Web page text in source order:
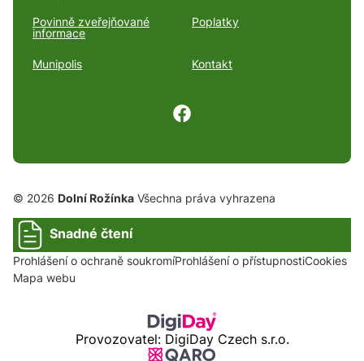
Povinně zveřejňované
informace
Poplatky
Munipolis Kontakt
© 2026 Dolní Rožínka Všechna práva vyhrazena
Snadné čtení
Prohlášení o ochraně soukromíProhlášení o přístupnostiCookies
Mapa webu
Provozovatel: DigiDay Czech s.r.o.